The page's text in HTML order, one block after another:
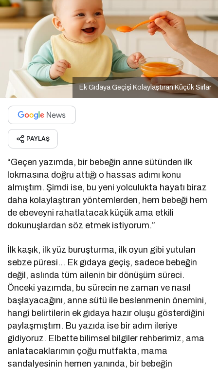
Ek Gıdaya Geçişi Kolaylaştıran Küçük Sırlar
PAYLAŞ
“Geçen yazımda, bir bebeğin anne sütünden ilk
lokmasına doğru attığı o hassas adımı konu
almıştım. Şimdi ise, bu yeni yolculukta hayatı biraz
daha kolaylaştıran yöntemlerden, hem bebeği hem
de ebeveyni rahatlatacak küçük ama etkili
dokunuşlardan söz etmek istiyorum.”
İlk kaşık, ilk yüz buruşturma, ilk oyun gibi yutulan
sebze püresi… Ek gıdaya geçiş, sadece bebeğin
değil, aslında tüm ailenin bir dönüşüm süreci.
Önceki yazımda, bu sürecin ne zaman ve nasıl
başlayacağını, anne sütü ile beslenmenin önemini,
hangi belirtilerin ek gıdaya hazır oluşu gösterdiğini
paylaşmıştım. Bu yazıda ise bir adım ileriye
gidiyoruz. Elbette bilimsel bilgiler rehberimiz, ama
anlatacaklarımın çoğu mutfakta, mama
sandalyesinin hemen yanında, bir bebeğin